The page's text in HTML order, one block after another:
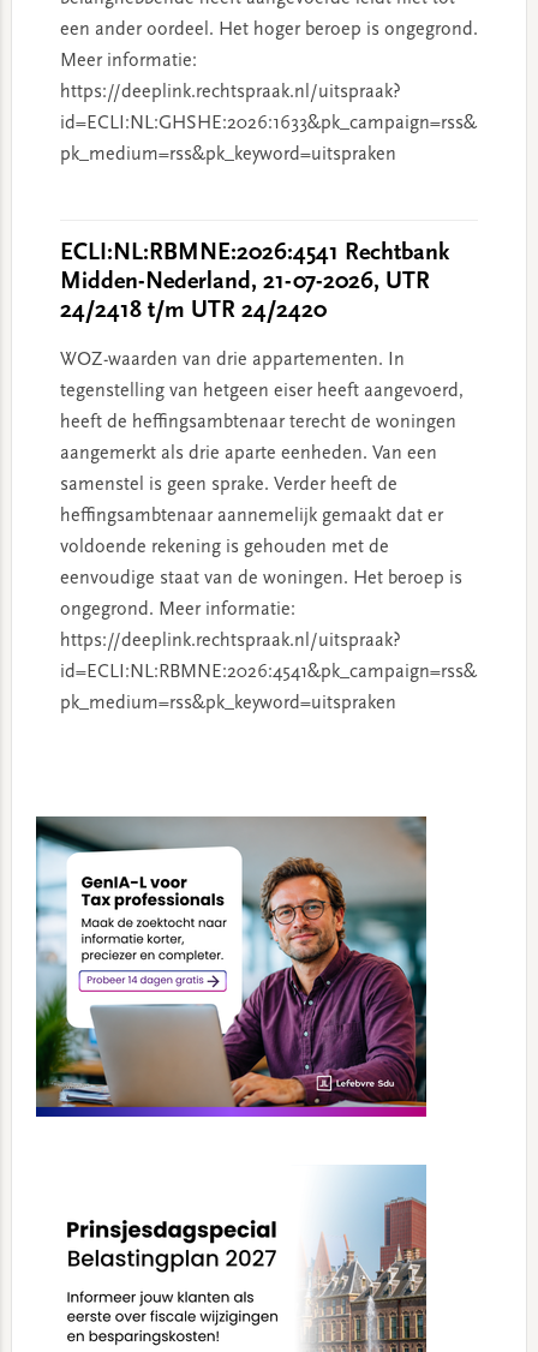
een ander oordeel. Het hoger beroep is ongegrond.
Meer informatie:
https://deeplink.rechtspraak.nl/uitspraak?
id=ECLI:NL:GHSHE:2026:1633&pk_campaign=rss&
pk_medium=rss&pk_keyword=uitspraken
ECLI:NL:RBMNE:2026:4541 Rechtbank
Midden-Nederland, 21-07-2026, UTR
24/2418 t/m UTR 24/2420
WOZ-waarden van drie appartementen. In
tegenstelling van hetgeen eiser heeft aangevoerd,
heeft de heffingsambtenaar terecht de woningen
aangemerkt als drie aparte eenheden. Van een
samenstel is geen sprake. Verder heeft de
heffingsambtenaar aannemelijk gemaakt dat er
voldoende rekening is gehouden met de
eenvoudige staat van de woningen. Het beroep is
ongegrond. Meer informatie:
https://deeplink.rechtspraak.nl/uitspraak?
id=ECLI:NL:RBMNE:2026:4541&pk_campaign=rss&
pk_medium=rss&pk_keyword=uitspraken
Sidebar